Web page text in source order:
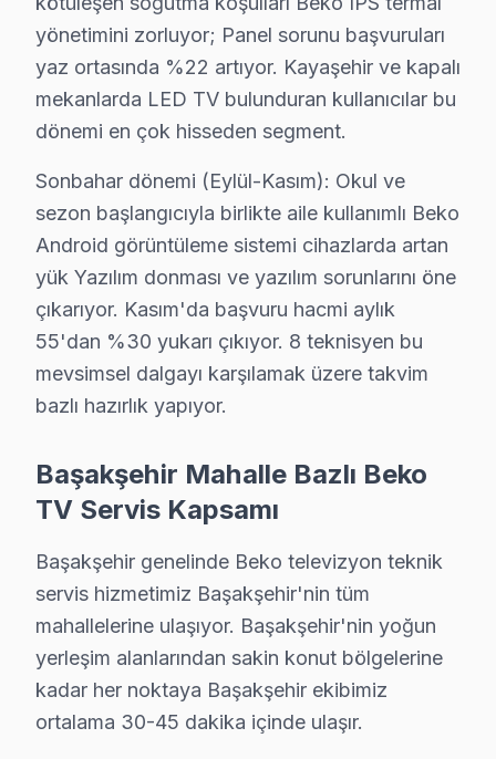
• Apartman, rezidans ve iş yeri servisi
Başakşehir çevresinde Beko servisi için hemen
Başakşehir'da Beko TV Bakım Rehberi – Uzun
Uzun ömür sırları:
• Başakşehir'de havalandırma deliklerini kapatmayın,
• Başakşehir'de günlük kullanımda standby yerine
• Yüksek nem ortamlarında Başakşehir'de LED TV'yi
• Başakşehir'de nem ve soğuk ortamlardan TV'nizi
• Başakşehir'de fırtına öncesi şebeke aşırı gerilim
• Başakşehir'de ekran temizliği için yalnızca kuru ya
Şeffaf Fiyatlandırma ve Müşteri Memnuniyeti
Ücretsiz Arıza Tespiti: Başakşehir'de arıza tespiti
Şeffaf Fiyat Teklifi: Hangi bileşenlerin değişeceğini,
Garantili Servis Avantajı: 6 ay-2 yıl garanti ile aynı
» Basit arızalarda aynı gün servis tamamlanır.
Başakşehir Beko TV Sahiplerine Öneriler
yönetimini zorluyor; Panel sorunu başvuruları
yaz ortasında %22 artıyor. Kayaşehir ve kapalı
mekanlarda LED TV bulunduran kullanıcılar bu
dönemi en çok hisseden segment.
Sonbahar dönemi (Eylül-Kasım): Okul ve
sezon başlangıcıyla birlikte aile kullanımlı Beko
Android görüntüleme sistemi cihazlarda artan
yük Yazılım donması ve yazılım sorunlarını öne
çıkarıyor. Kasım'da başvuru hacmi aylık
55'dan %30 yukarı çıkıyor. 8 teknisyen bu
mevsimsel dalgayı karşılamak üzere takvim
bazlı hazırlık yapıyor.
Başakşehir Mahalle Bazlı Beko
TV Servis Kapsamı
Başakşehir genelinde Beko televizyon teknik
servis hizmetimiz Başakşehir'nin tüm
mahallelerine ulaşıyor. Başakşehir'nin yoğun
yerleşim alanlarından sakin konut bölgelerine
kadar her noktaya Başakşehir ekibimiz
ortalama 30-45 dakika içinde ulaşır.